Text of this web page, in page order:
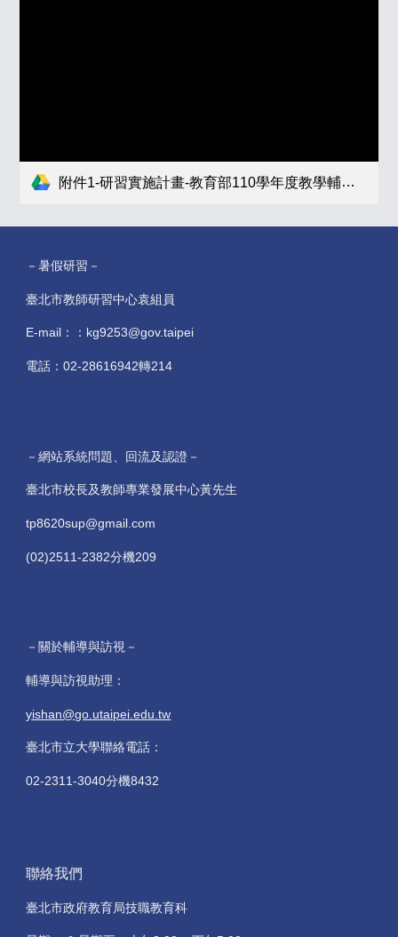
附件1-研習實施計畫-教育部110學年度教學輔導教師換證研習臺北場實施計畫.pdf
－暑假研習－
臺北市教師研習中心袁組員
E-mail：：kg9253@gov.taipei
電話：02-28616942轉214
－網站系統問題、回流及認證－
臺北市校長及教師專業發展中心黃先生
tp8620sup@gmail.com
(02)2511-2382分機209
－關於輔導與訪視－
輔導與訪視助理：
yishan@go.utaipei.edu.tw
臺北市立大學聯絡電話：
02-2311-3040分機8432
聯絡我們
臺北市政府教育局技職教育科